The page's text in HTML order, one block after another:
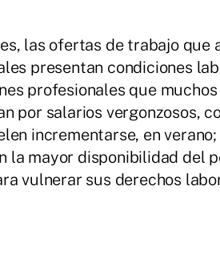
las ofertas de trabajo
presentan condiciones
profesionales que
por salarios vergonzosos,
incrementarse, en
la mayor disponibilidad del
vulnerar sus derechos